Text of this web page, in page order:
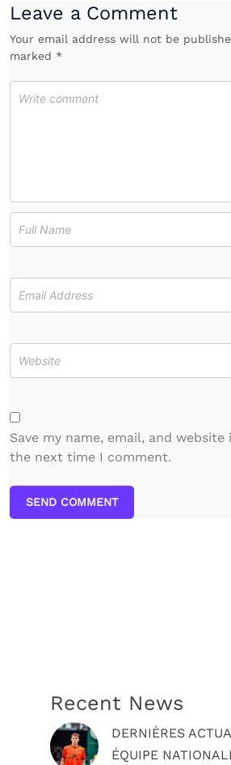
Leave a Comment
Your email address will not be
marked *
Save my name, email, and
the next time I comment.
SEND COMMENT
Recent News
DERNIÈRES
ÉQUIPE